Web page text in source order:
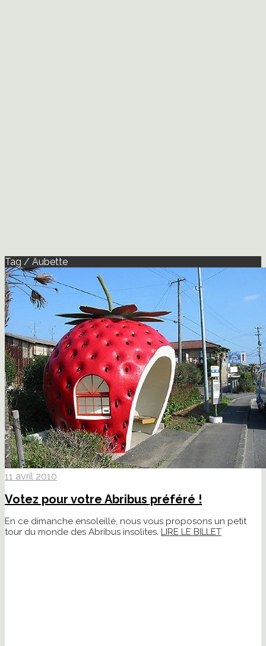
Tag / Aubette
11 avril 2010
Votez pour votre Abribus préféré !
En ce dimanche ensoleillé, nous vous proposons un petit
tour du monde des Abribus insolites. LIRE LE BILLET